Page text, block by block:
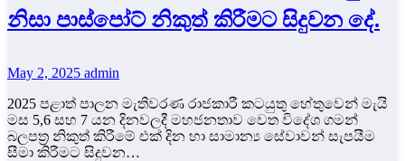
නිසා පාස්පෝට් නිකුත් කිරීමට සිදුවන දේ.
May 2, 2025 admin
2025 පළාත් පාලන මැතිවරණ රාජකාරී කටයුතු හේතුවෙන් මැයි
මස 5,6 සහ 7 යන දිනවලදී මහජනතාව වෙත විදේශ ගමන්
බලපත්‍ර නිකුත් කිරීමේ එක් දින හා සාමාන්‍ය සේවාවන් සැපයීම
සීමා කිරීමට සිදුවන…